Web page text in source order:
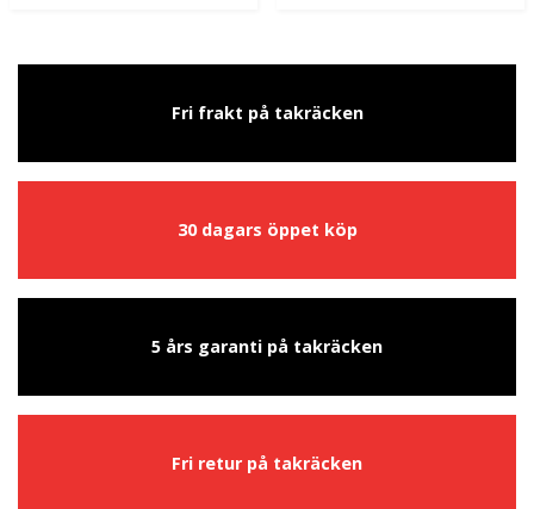
Fri frakt på takräcken
30 dagars öppet köp
5 års garanti på takräcken
Fri retur på takräcken